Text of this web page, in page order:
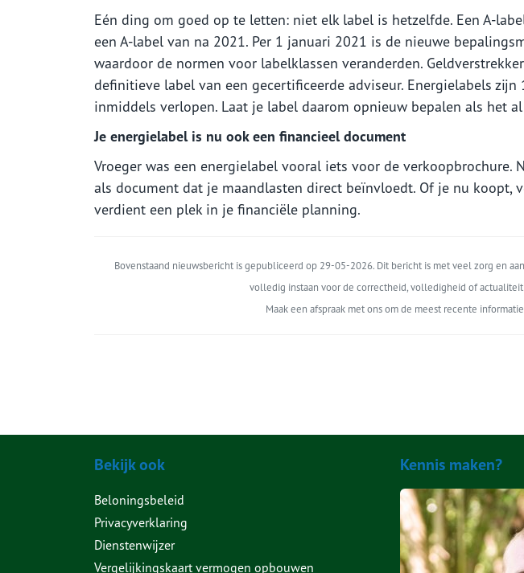
Eén ding om goed op te letten: niet elk label is hetzelfde. Een A-
een A-label van na 2021. Per 1 januari 2021 is de nieuwe
waardoor de normen voor labelklassen veranderden.
definitieve label van een gecertificeerde adviseur. Energielabels
inmiddels verlopen. Laat je label daarom opnieuw bepalen als het
Je energielabel is nu ook een financieel document
Vroeger was een energielabel vooral iets voor de verkoopbrochure.
als document dat je maandlasten direct beïnvloedt. Of je nu koopt,
verdient een plek in je financiële planning.
Bovenstaand nieuwsbericht is gepubliceerd op 29-05-2026. Dit bericht is met veel zorg en
volledig instaan voor de correctheid, volledigheid of
Maak een afspraak met ons om de meest recente
Bekijk ook
Beloningsbeleid
Privacyverklaring
Dienstenwijzer
Vergelijkingskaart vermogen opbouwen
Kennis maken?